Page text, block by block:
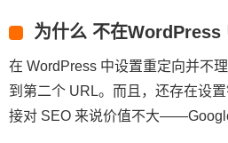
为什么 不在WordPress
在 WordPress 中设置重定向并不
到第二个 URL。而且，还存在设
接对 SEO 来说价值不大